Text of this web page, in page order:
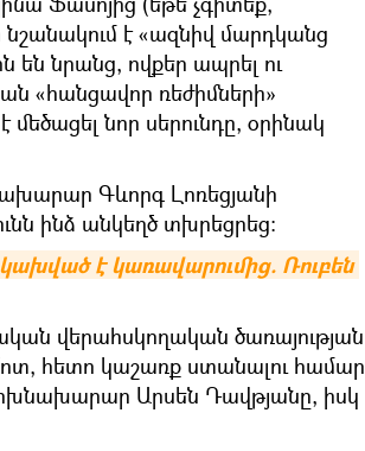
է «ազնիվ մարդկանց
են նրանց, ովքեր ապրել ու
«հանցավոր ռեժիմների»
նոր սերունդը, օրինակ
Գևորգ Լոռեցյանի
ինձ անկեղծ տխրեցրեց։
է կառավարումից. Ռուբեն
վերահսկողական ծառայության
հետո կաշառք ստանալու համար
Արսեն Դավթյանը, իսկ